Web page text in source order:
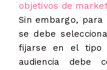
objetivos de
Sin embargo,
se debe
fijarse en el tipo
audiencia debe